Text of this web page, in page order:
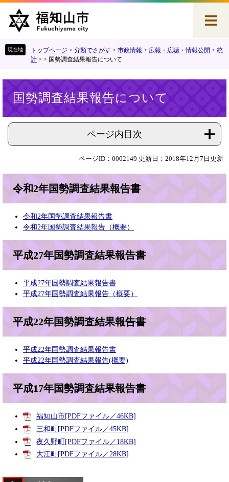
す
し
トップページ > 分類でさがす > 市政情報 > 広報・広聴・情報公開 > 統
計 > > 国勢調査結果報告について
国勢調査結果報告について
ページ内目次
ページID：0002149 更新日：2018年12月7日更新
令和2年国勢調査結果報告書
令和2年国勢調査結果報告書
令和2年国勢調査結果報告（概要）
平成27年国勢調査結果報告書
平成27年国勢調査結果報告書
平成27年国勢調査結果報告（概要）
平成22年国勢調査結果報告書
平成22年国勢調査結果報告書
平成22年国勢調査結果報告(概要)
平成17年国勢調査結果報告書
福知山市[PDFファイル／46KB]
三和町[PDFファイル／45KB]
夜久野町[PDFファイル／18KB]
大江町[PDFファイル／28KB]